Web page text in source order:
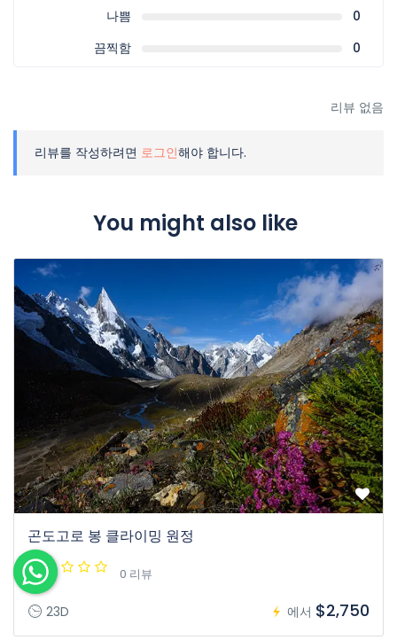
나쁨
0
끔찍함
0
리뷰 없음
리뷰를 작성하려면 로그인해야 합니다.
You might also like
곤도고로 봉 클라이밍 원정
0 리뷰
23D 에서 $2,750